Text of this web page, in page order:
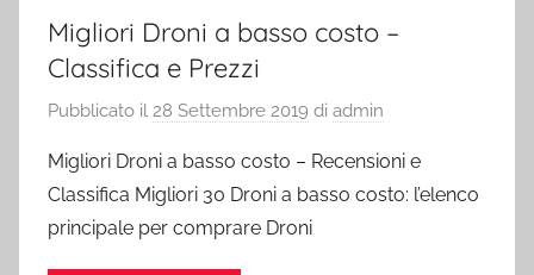
Migliori Droni a basso costo –
Classifica e Prezzi
Pubblicato il 28 Settembre 2019 di admin
Migliori Droni a basso costo – Recensioni e
Classifica Migliori 30 Droni a basso costo: l’elenco
principale per comprare Droni